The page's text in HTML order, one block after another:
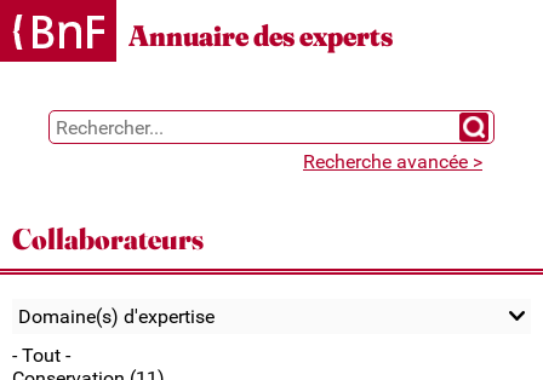
Gestion des cookies
Annuaire des experts
Chercher
Recherche avancée >
Collaborateurs
Domaine(s) d'expertise
- Tout -